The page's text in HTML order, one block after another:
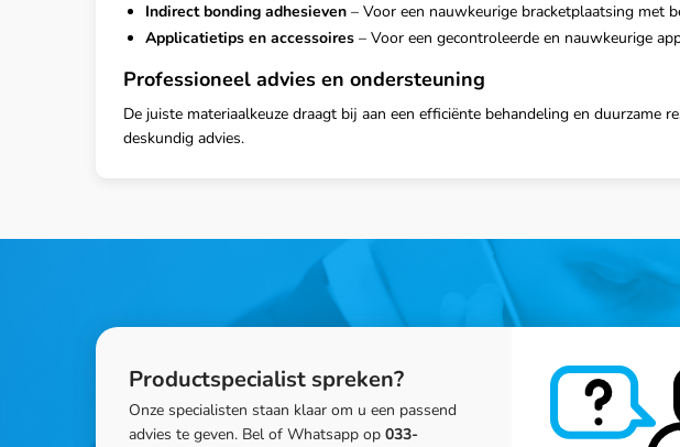
Indirect bonding adhesieven – Voor een nauwkeurige bracketplaatsing met
Applicatietips en accessoires – Voor een gecontroleerde en nauwkeurige
Professioneel advies en ondersteuning
De juiste materiaalkeuze draagt bij aan een efficiënte behandeling en duurzame
deskundig advies.
Productspecialist spreken?
Onze specialisten staan klaar om u een passend
advies te geven. Bel of Whatsapp op 033-